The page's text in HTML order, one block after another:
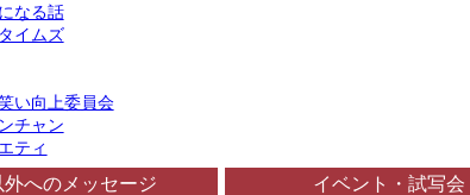
なる話
イムズ
い向上委員会
チャン
ティ
外へのメッセージ イベント・試写会